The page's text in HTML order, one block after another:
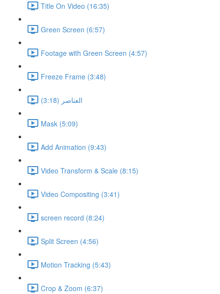
Title On Video (16:35)
Green Screen (6:57)
Footage with Green Screen (4:57)
Freeze Frame (3:48)
العناصر (3:18)
Mask (5:09)
Add Animation (9:43)
Video Transform & Scale (8:15)
Video Compositing (3:41)
screen record (8:24)
Split Screen (4:56)
Motion Tracking (5:43)
Crop & Zoom (6:37)